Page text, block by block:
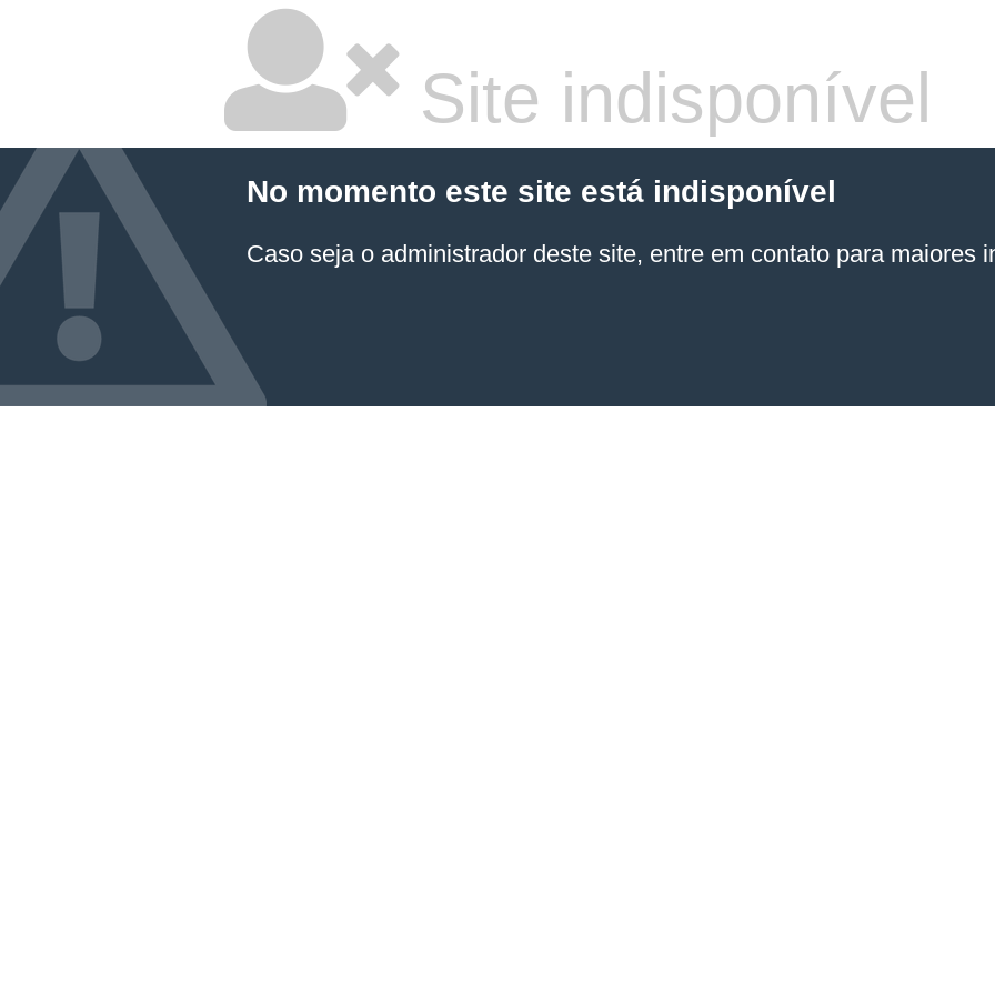
Site indisponível
No momento este site está indisponível
Caso seja o administrador deste site, entre em contato para maiores